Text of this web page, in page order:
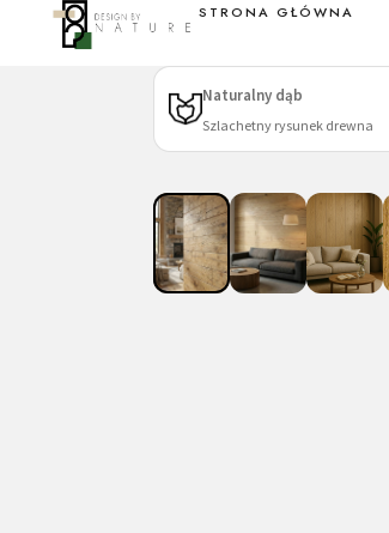
STRONA GŁÓWNA
Sklep
Naturalny dąb
Szlachetny rysunek drewna